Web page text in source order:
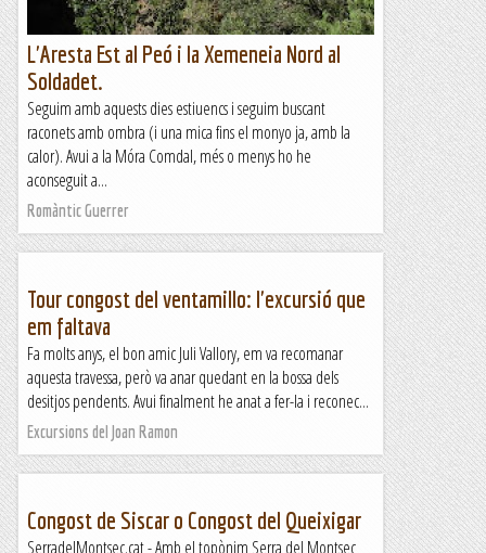
L'Aresta Est al Peó i la Xemeneia Nord al
Soldadet.
Seguim amb aquests dies estiuencs i seguim buscant
raconets amb ombra (i una mica fins el monyo ja, amb la
calor). Avui a la Móra Comdal, més o menys ho he
aconseguit a...
Romàntic Guerrer
Tour congost del ventamillo: l'excursió que
em faltava
Fa molts anys, el bon amic Juli Vallory, em va recomanar
aquesta travessa, però va anar quedant en la bossa dels
desitjos pendents. Avui finalment he anat a fer-la i reconec...
Excursions del Joan Ramon
Congost de Siscar o Congost del Queixigar
SerradelMontsec.cat - Amb el topònim Serra del Montsec